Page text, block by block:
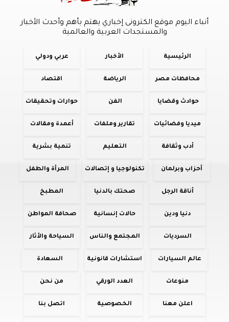
أنباء اليوم موقع الكترونى إخباري يهتم بأهم وأحدث الأخبار
والمستجدات العربية والعالمية
الرئيسية الأخبار عربي ودولي
محافظات مصر الرياضة اقتصاد
حوادث وقضايا الفن حوارات وتحقيقات
ميديا وفضائيات تقارير وملفات أعمدة ومقالات
أدب وثقافة التعليم تنمية بشرية
أحزاب وبرلمان تكنولوجيا و إتصالات المرأة والطفل
أناقة الرجل صحتك بالدنيا المطبخ
دنيا ودين حالات إنسانية صحافة المواطن
السرديات المجتمع والناس السياحة والأثار
عالم السيارات استشارات قانونية السعادة
منوعات العدد الورقي من نحن
اعلن معنا الخصوصية اتصل بنا